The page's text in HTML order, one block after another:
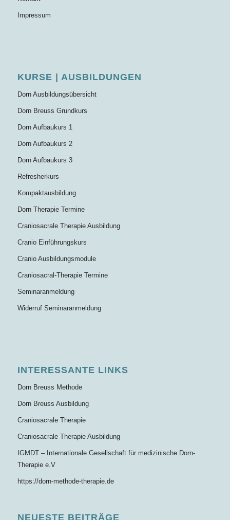
Impressum
KURSE | AUSBILDUNGEN
Dorn Ausbildungsübersicht
Dorn Breuss Grundkurs
Dorn Aufbaukurs 1
Dorn Aufbaukurs 2
Dorn Aufbaukurs 3
Refresherkurs
Kompaktausbildung
Dorn Therapie Termine
Craniosacrale Therapie Ausbildung
Cranio Einführungskurs
Cranio Ausbildungsmodule
Craniosacral-Therapie Termine
Seminaranmeldung
Widerruf Seminaranmeldung
INTERESSANTE LINKS
Dorn Breuss Methode
Dorn Breuss Ausbildung
Craniosacrale Therapie
Craniosacrale Therapie Ausbildung
IGMDT – Internationale Gesellschaft für medizinische Dorn-
Therapie e.V
https://dorn-methode-therapie.de
NEUESTE BEITRÄGE